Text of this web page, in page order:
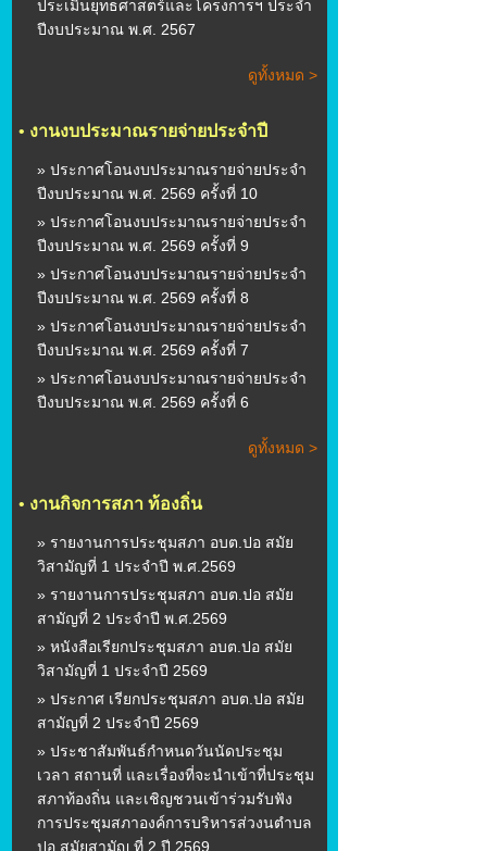
ประเมินยุทธศาสตร์และโครงการฯ ประจำ
ปีงบประมาณ พ.ศ. 2567
ดูทั้งหมด >
• งานงบประมาณรายจ่ายประจำปี
» ประกาศโอนงบประมาณรายจ่ายประจำ
ปีงบประมาณ พ.ศ. 2569 ครั้งที่ 10
» ประกาศโอนงบประมาณรายจ่ายประจำ
ปีงบประมาณ พ.ศ. 2569 ครั้งที่ 9
» ประกาศโอนงบประมาณรายจ่ายประจำ
ปีงบประมาณ พ.ศ. 2569 ครั้งที่ 8
» ประกาศโอนงบประมาณรายจ่ายประจำ
ปีงบประมาณ พ.ศ. 2569 ครั้งที่ 7
» ประกาศโอนงบประมาณรายจ่ายประจำ
ปีงบประมาณ พ.ศ. 2569 ครั้งที่ 6
ดูทั้งหมด >
• งานกิจการสภา ท้องถิ่น
» รายงานการประชุมสภา อบต.ปอ สมัย
วิสามัญที่ 1 ประจำปี พ.ศ.2569
» รายงานการประชุมสภา อบต.ปอ สมัย
สามัญที่ 2 ประจำปี พ.ศ.2569
» หนังสือเรียกประชุมสภา อบต.ปอ สมัย
วิสามัญที่ 1 ประจำปี 2569
» ประกาศ เรียกประชุมสภา อบต.ปอ สมัย
สามัญที่ 2 ประจำปี 2569
» ประชาสัมพันธ์กำหนดวันนัดประชุม
เวลา สถานที่ และเรื่องที่จะนำเข้าที่ประชุม
สภาท้องถิ่น และเชิญชวนเข้าร่วมรับฟัง
การประชุมสภาองค์การบริหารส่วงนตำบล
ปอ สมัยสามัญ ที่ 2 ปี 2569